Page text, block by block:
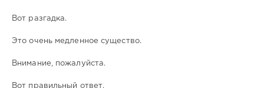
Вот разгадка.
Это очень медленное существо.
Внимание, пожалуйста.
Вот правильный ответ.